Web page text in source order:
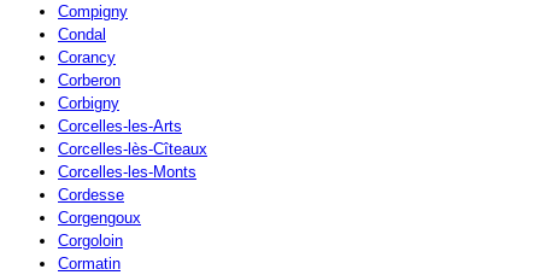
Compigny
Condal
Corancy
Corberon
Corbigny
Corcelles-les-Arts
Corcelles-lès-Cîteaux
Corcelles-les-Monts
Cordesse
Corgengoux
Corgoloin
Cormatin